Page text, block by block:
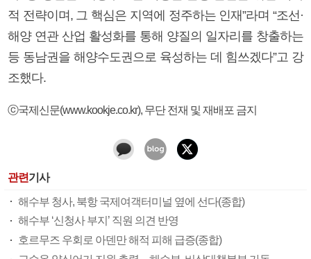
적 전략이며, 그 핵심은 지역에 정주하는 인재”라며 “조선·
해양 연관 산업 활성화를 통해 양질의 일자리를 창출하는
등 동남권을 해양수도권으로 육성하는 데 힘쓰겠다”고 강
조했다.
ⓒ국제신문(www.kookje.co.kr), 무단 전재 및 재배포 금지
관련기사
해수부 청사, 북항 국제여객터미널 옆에 선다(종합)
해수부 ‘신청사 부지’ 직원 의견 반영
호르무즈 우회로 아덴만 해적 피해 급증(종합)